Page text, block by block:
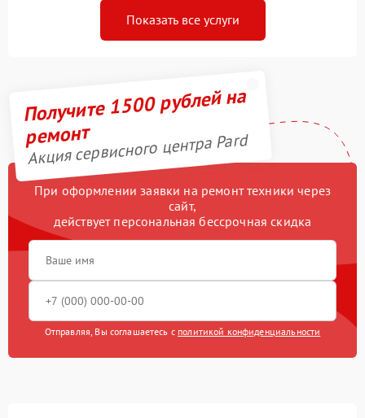
Показать все услуги
Получите 1500 рублей на
ремонт
Акция сервисного центра Pard
При оформлении заявки на ремонт техники через
сайт,
действует персональная бессрочная скидка
Отправляя, Вы соглашаетесь с политикой конфиденциальности